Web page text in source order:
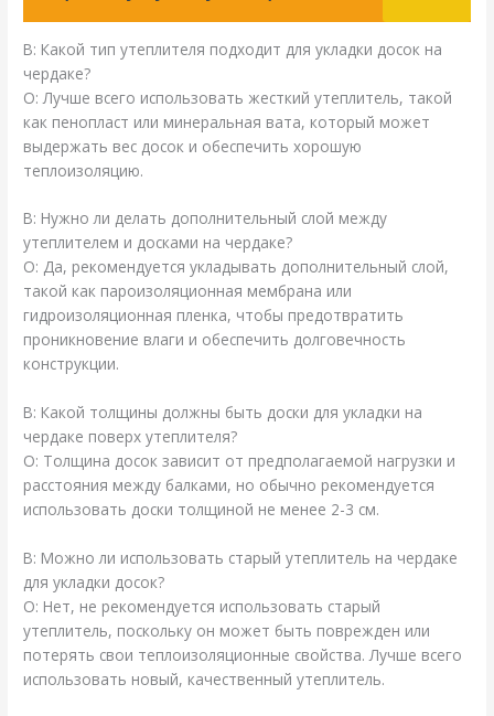
В: Какой тип утеплителя подходит для укладки досок на
чердаке?
О: Лучше всего использовать жесткий утеплитель, такой
как пенопласт или минеральная вата, который может
выдержать вес досок и обеспечить хорошую
теплоизоляцию.
В: Нужно ли делать дополнительный слой между
утеплителем и досками на чердаке?
О: Да, рекомендуется укладывать дополнительный слой,
такой как пароизоляционная мембрана или
гидроизоляционная пленка, чтобы предотвратить
проникновение влаги и обеспечить долговечность
конструкции.
В: Какой толщины должны быть доски для укладки на
чердаке поверх утеплителя?
О: Толщина досок зависит от предполагаемой нагрузки и
расстояния между балками, но обычно рекомендуется
использовать доски толщиной не менее 2-3 см.
В: Можно ли использовать старый утеплитель на чердаке
для укладки досок?
О: Нет, не рекомендуется использовать старый
утеплитель, поскольку он может быть поврежден или
потерять свои теплоизоляционные свойства. Лучше всего
использовать новый, качественный утеплитель.